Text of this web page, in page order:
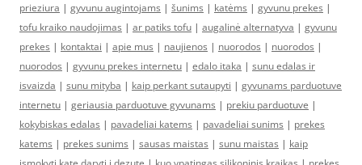
prieziura | gyvunu augintojams | šunims | katėms | gyvunu prekes |
tofu kraiko naudojimas | ar patiks tofu | augalinė alternatyva | gyvunu
prekes | kontaktai | apie mus | naujienos | nuorodos | nuorodos |
nuorodos | gyvunu prekes internetu | edalo itaka | sunu edalas ir
isvaizda | sunu mityba | kaip perkant sutaupyti | gyvunams parduotuve
internetu | geriausia parduotuve gyvunams | prekiu parduotuve |
kokybiskas edalas | pavadeliai katems | pavadeliai sunims | prekes
katems | prekes sunims | sausas maistas | sunu maistas | kaip